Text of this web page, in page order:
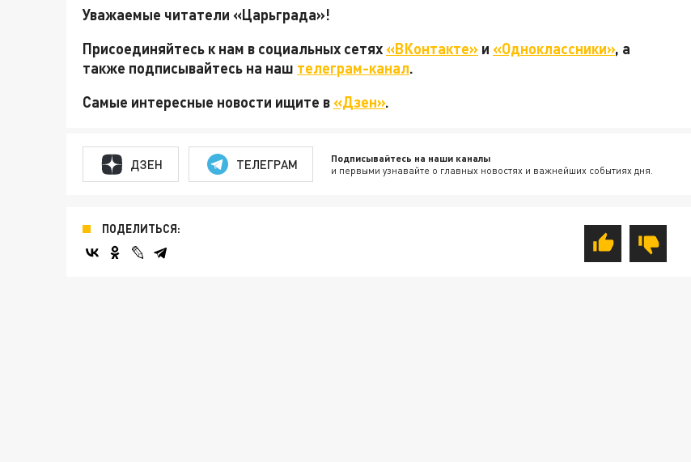
Уважаемые читатели «Царьграда»!
Присоединяйтесь к нам в социальных сетях«ВКонтакте» и «Одноклассники», а
также подписывайтесь на наш телеграм-канал.
Самые интересные новости ищите в«Дзен».
ДЗЕН ТЕЛЕГРАМ Подписывайтесь на наши каналы
и первыми узнавайте о главных новостях и важнейших событиях дня.
ПОДЕЛИТЬСЯ: